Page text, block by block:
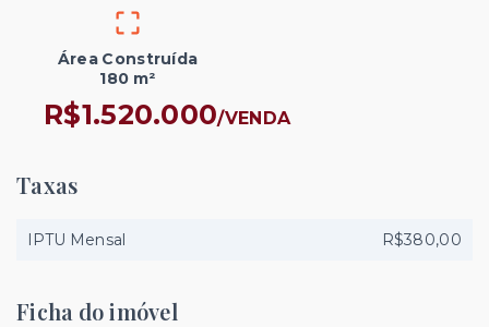
Área Construída
180 m²
R$1.520.000/VENDA
Taxas
IPTU Mensal R$380,00
Ficha do imóvel